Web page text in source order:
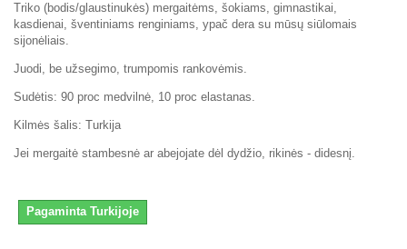
Triko (bodis/glaustinukės) mergaitėms, šokiams, gimnastikai,
kasdienai, šventiniams renginiams, ypač dera su mūsų siūlomais
sijonėliais.
Juodi, be užsegimo, trumpomis rankovėmis.
Sudėtis: 90 proc medvilnė, 10 proc elastanas.
Kilmės šalis: Turkija
Jei mergaitė stambesnė ar abejojate dėl dydžio, rikinės - didesnį.
Pagaminta Turkijoje